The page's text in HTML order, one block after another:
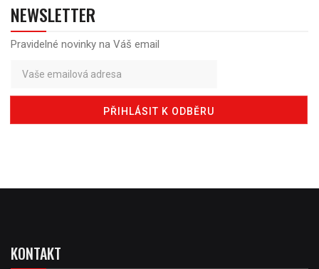
NEWSLETTER
Pravidelné novinky na Váš email
KONTAKT